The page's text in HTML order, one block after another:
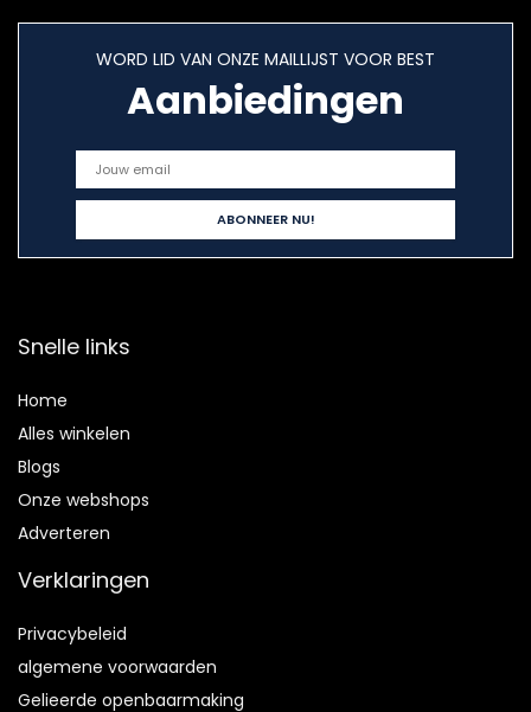
WORD LID VAN ONZE MAILLIJST VOOR BEST
Aanbiedingen
Snelle links
Home
Alles winkelen
Blogs
Onze webshops
Adverteren
Verklaringen
Privacybeleid
algemene voorwaarden
Gelieerde openbaarmaking